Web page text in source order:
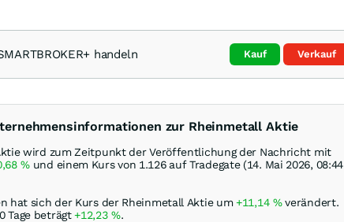
handeln Kauf Verkauf
zur Rheinmetall Aktie
wird zum Zeitpunkt der Veröffentlichung der Nachricht mit
% und einem Kurs von 1.126 auf Tradegate (14. Mai 2026, 08:44
hat sich der Kurs der Rheinmetall Aktie um+11,14 %verändert.
Tage beträgt+12,23%.